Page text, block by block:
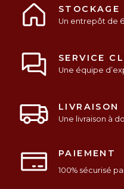
STOCKAGE
Un entrepôt de
SERVICE
Une équipe
LIVRAISON
Une livraison à
PAIEMENT
100% sécurisé